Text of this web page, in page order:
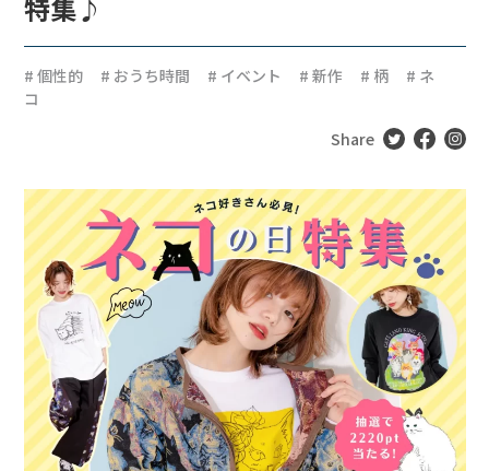
特集♪
# 個性的 # おうち時間 # イベント # 新作 # 柄
# ネ
コ
Share